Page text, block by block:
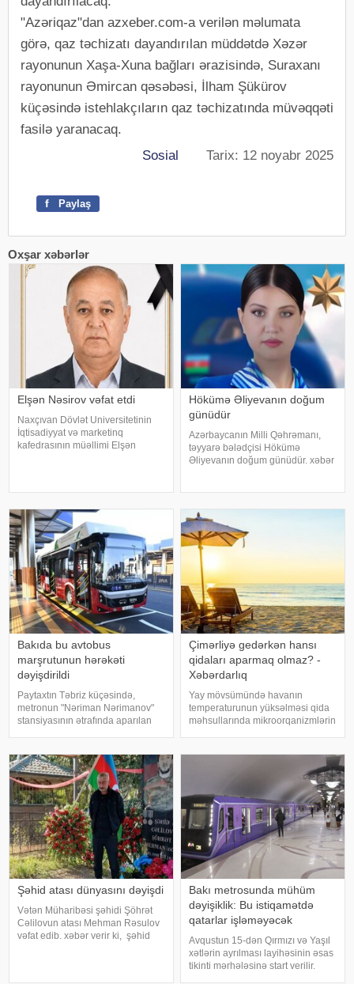
"Azəriqaz"dan azxeber.com-a verilən məlumata
görə, qaz təchizatı dayandırılan müddətdə Xəzər
rayonunun Xaşa-Xuna bağları ərazisində, Suraxanı
rayonunun Əmircan qəsəbəsi, İlham Şükürov
küçəsində istehlakçıların qaz təchizatında müvəqqəti
fasilə yaranacaq.
Sosial Tarix: 12 noyabr 2025
f Paylaş
Oxşar xəbərlər
Elşən Nəsirov vəfat etdi
Naxçıvan Dövlət Universitetinin
İqtisadiyyat və marketinq
kafedrasının müəllimi Elşən
Nurəddin oğlu Nəsirov 29
sentyabr 1964-cü ild
Hökümə Əliyevanın doğum
günüdür
Azərbaycanın Milli Qəhrəmanı,
təyyarə bələdçisi Hökümə
Əliyevanın doğum günüdür. xəbər
1996-cı ildə isə Rusiyaya köçüb
və Volqoqra
Bakıda bu avtobus
marşrutunun hərəkəti
dəyişdirildi
Paytaxtın Təbriz küçəsində,
metronun "Nəriman Nərimanov"
stansiyasının ətrafında aparılan
hərəkət sxemi müvəqqəti
dəyişdirilib. xəbər verir ki, təmi
Çimərliyə gedərkən hansı
qidaları aparmaq olmaz? -
Xəbərdarlıq
Yay mövsümündə havanın
temperaturunun yüksəlməsi qida
məhsullarında mikroorqanizmlərin
Bu səbəbdən istirahətə və ya
Şəhid atası dünyasını dəyişdi
Vətən Müharibəsi şəhidi Şöhrət
Cəlilovun atası Mehman Rəsulov
vəfat edib. xəbər verir ki, şəhid
Bakı metrosunda mühüm
dəyişiklik: Bu istiqamətdə
qatarlar işləməyəcək
Avqustun 15-dən Qırmızı və Yaşıl
xətlərin ayrılması layihəsinin əsas
tikinti mərhələsinə start verilir.